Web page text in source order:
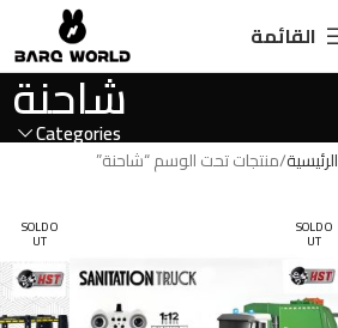
القائمة
شاحنة
Categories
الرئيسية منتجات تحت الوسم “شاحنة”
SOLD O
UT
SOLD O
UT